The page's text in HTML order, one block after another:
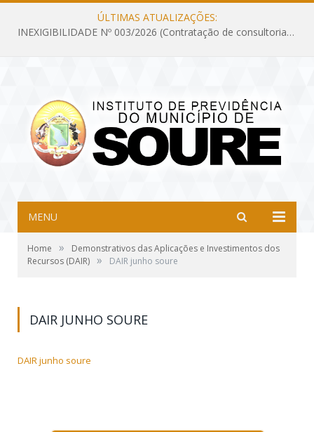
ÚLTIMAS ATUALIZAÇÕES:
INEXIGIBILIDADE Nº 003/2026 (Contratação de consultoria previdenciária com finalidade de obtenção do CRP, confecção dos demonstrativos previdenciários DAIR, DIPR e DPIN, preparar e alimentar o CADPREV, em atendimento às demandas do Instituto de Previdência dos Servidores do Município de Soure – IPSMS, por um período de 10 (dez) meses)
MENU
Home »
Demonstrativos das Aplicações e Investimentos dos
Recursos (DAIR) » DAIR junho soure
DAIR JUNHO SOURE
DAIR junho soure